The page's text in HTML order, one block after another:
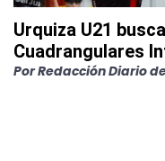
Urquiza U21
Cuadrangulares
PorRedacción Diario